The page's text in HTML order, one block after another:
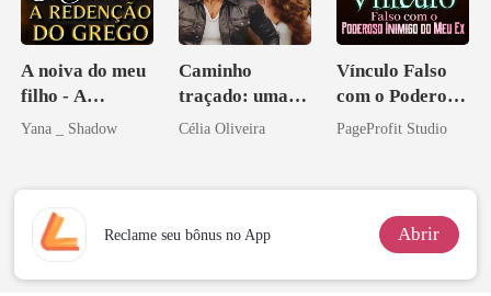
A noiva do meu
filho - A
Redenção do
Yana _ Shadow
Caminho
traçado: uma
babá na fazenda
Célia Oliveira
Vínculo Falso
com o Poderoso
Inimigo do Meu
PageProfit Studio
Reclame seu bônus no App Abrir